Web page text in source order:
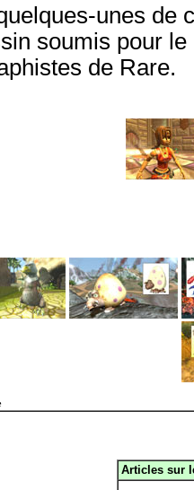
unes de
soumis pour
de Rare.
Articles sur